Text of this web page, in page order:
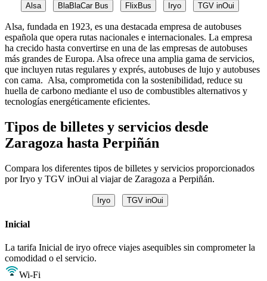
Alsa BlaBlaCar Bus FlixBus Iryo TGV inOui
Alsa, fundada en 1923, es una destacada empresa de autobuses
española que opera rutas nacionales e internacionales. La empresa
ha crecido hasta convertirse en una de las empresas de autobuses
más grandes de Europa. Alsa ofrece una amplia gama de servicios,
que incluyen rutas regulares y exprés, autobuses de lujo y autobuses
con cama. Alsa, comprometida con la sostenibilidad, reduce su
huella de carbono mediante el uso de combustibles alternativos y
tecnologías energéticamente eficientes.
Tipos de billetes y servicios desde
Zaragoza hasta Perpiñán
Compara los diferentes tipos de billetes y servicios proporcionados
por Iryo y TGV inOui al viajar de Zaragoza a Perpiñán.
Iryo TGV inOui
Inicial
La tarifa Inicial de iryo ofrece viajes asequibles sin comprometer la
comodidad o el servicio.
Wi-Fi